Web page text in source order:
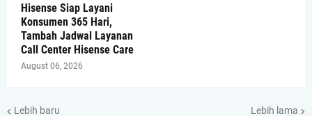
Hisense Siap Layani
Konsumen 365 Hari,
Tambah Jadwal Layanan
Call Center Hisense Care
August 06, 2026
Lebih baru Lebih lama